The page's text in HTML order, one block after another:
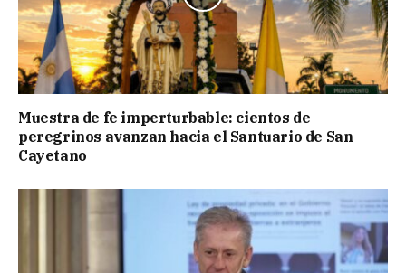
Muestra de fe imperturbable: cientos de
peregrinos avanzan hacia el Santuario de San
Cayetano